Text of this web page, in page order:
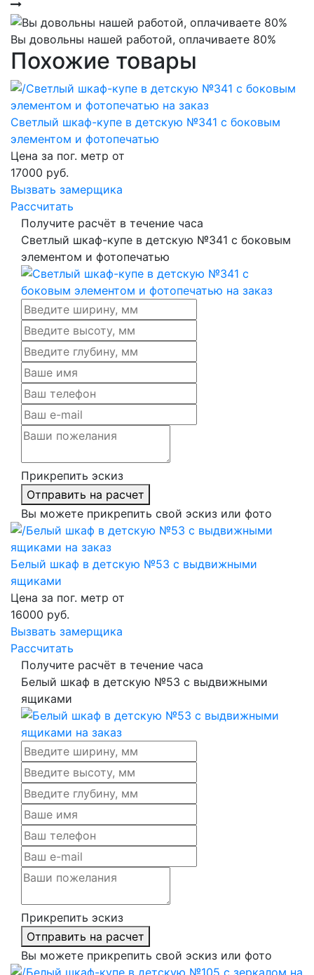
Вы довольны нашей работой, оплачиваете 80%
Похожие товары
Светлый шкаф-купе в детскую №341 с боковым
элементом и фотопечатью
Цена за пог. метр от
17000 руб.
Вызвать замерщика
Рассчитать
Получите расчёт в течение часа
Светлый шкаф-купе в детскую №341 с боковым
элементом и фотопечатью
Прикрепить эскиз
Отправить на расчет
Вы можете прикрепить свой эскиз или фото
Белый шкаф в детскую №53 с выдвижными
ящиками
Цена за пог. метр от
16000 руб.
Вызвать замерщика
Рассчитать
Получите расчёт в течение часа
Белый шкаф в детскую №53 с выдвижными
ящиками
Прикрепить эскиз
Отправить на расчет
Вы можете прикрепить свой эскиз или фото